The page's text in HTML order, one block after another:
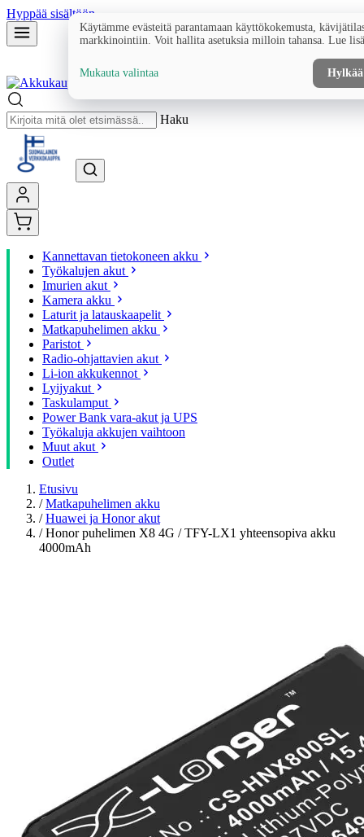
Hyppää sisältöön
Haku
Kannettavan tietokoneen akku
Työkalujen akut
Imurien akut
Kamera akku
Laturit ja latauskaapelit
Matkapuhelimen akku
Paristot
Radio-ohjattavien akut
Li-ion akkukennot
Lyijyakut
Taskulamput
Power Bank vara-akut ja UPS
Työkaluja akkujen vaihtoon
Muut akut
Outlet
Etusivu
/ Matkapuhelimen akku
/ Huawei ja Honor akut
/ Honor puhelimen X8 4G / TFY-LX1 yhteensopiva akku
4000mAh
Käytämme evästeitä parantamaan käyttökokemusta,
markkinointiin. Voit hallita asetuksia milloin tahansa. Lue
Mukauta valintaa Hylkää